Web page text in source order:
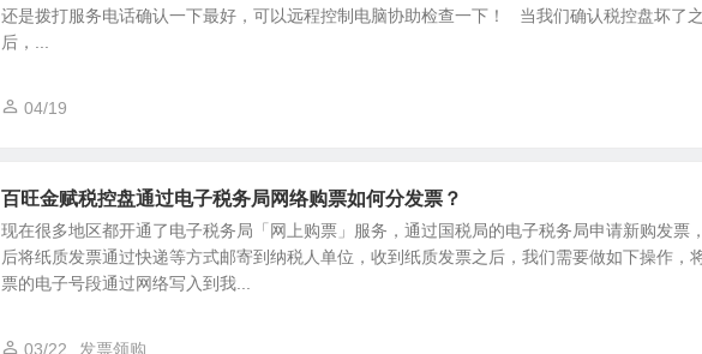
还是拨打服务电话确认一下最好，可以远程控制电脑协助检查一下！ 当我们确认税控盘坏了之
后，...
04/19
百旺金赋税控盘通过电子税务局网络购票如何分发票？
现在很多地区都开通了电子税务局「网上购票」服务，通过国税局的电子税务局申请新购发票
后将纸质发票通过快递等方式邮寄到纳税人单位，收到纸质发票之后，我们需要做如下操作，
票的电子号段通过网络写入到我...
03/22 发票领购